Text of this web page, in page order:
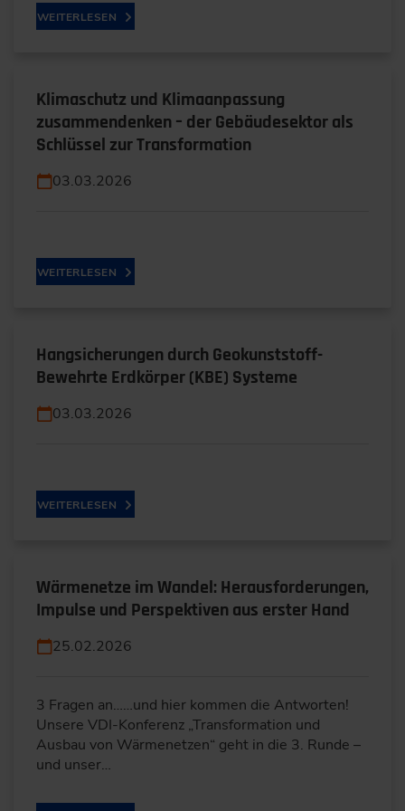
WEITERLESEN
Klimaschutz und Klimaanpassung
zusammendenken – der Gebäudesektor als
Schlüssel zur Transformation
03.03.2026
WEITERLESEN
Hangsicherungen durch Geokunststoff-
Bewehrte Erdkörper (KBE) Systeme
03.03.2026
WEITERLESEN
Wärmenetze im Wandel: Herausforderungen,
Impulse und Perspektiven aus erster Hand
25.02.2026
3 Fragen an……und hier kommen die Antworten!
Unsere VDI-Konferenz „Transformation und
Ausbau von Wärmenetzen“ geht in die 3. Runde –
und unser…